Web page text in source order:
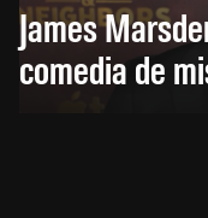
James
comedia de